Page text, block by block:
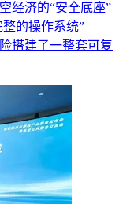
经济的“安全底座”
整的操作系统”——
搭建了一整套可复